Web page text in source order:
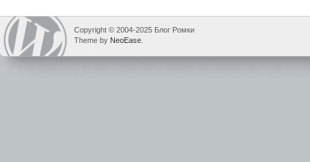
Copyright © 2004-2025 Блог Ромки
Theme by NeoEase